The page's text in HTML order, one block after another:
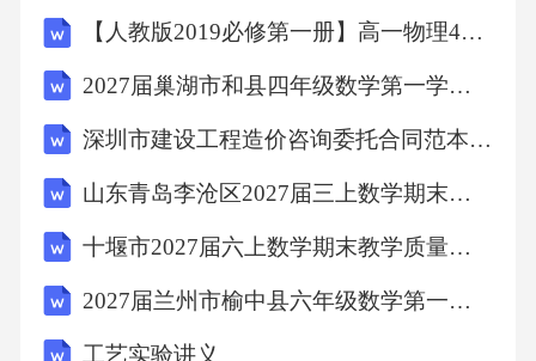
从高空坠落，导致楼下行人受伤。0102纽约帝
国大厦坠物事故1946年，纽约帝国大厦发生一
起坠物事故，一块金属片从高空坠落，造成一
名行人死亡。03深圳儿童公园坠物事件2018
石头从高处坠落，砸伤一名儿童头部。04伦敦
碎片大厦坠物事件2013年，伦敦碎片大厦发生
坠物事件，一块玻璃从大厦坠落，幸运的是未
【人教版2019必修第一册】高一物理4自由落体运动（教学设计）教案
2027届巢湖市和县四年级数学第一学期期末检测模拟试题含解析
深圳市建设工程造价咨询委托合同范本(范本)
山东青岛李沧区2027届三上数学期末复习检测试题含解析
十堰市2027届六上数学期末教学质量检测试题含解析
2027届兰州市榆中县六年级数学第一学期期末学业水平测试试题含解析
工艺实验讲义